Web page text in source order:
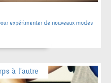
expérimenter de nouveaux modes
à l'autre